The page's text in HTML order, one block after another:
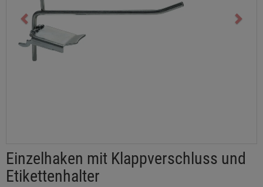
Einzelhaken mit Klappverschluss und
Etikettenhalter